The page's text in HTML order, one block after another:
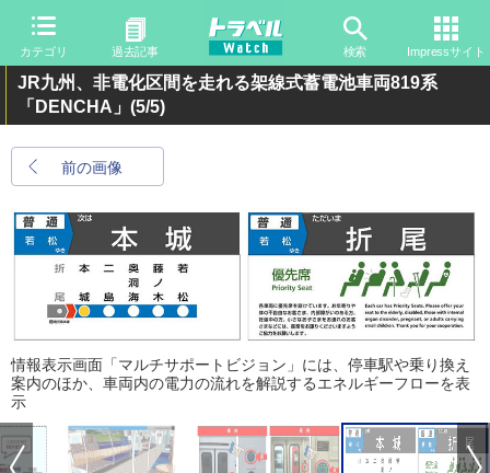
カテゴリ 過去記事 検索 Impressサイト
JR九州、非電化区間を走れる架線式蓄電池車両819系
「DENCHA」 (5/5)
前の画像
情報表示画面「マルチサポートビジョン」には、停車駅や乗り換え
案内のほか、車両内の電力の流れを解説するエネルギーフローを表
示